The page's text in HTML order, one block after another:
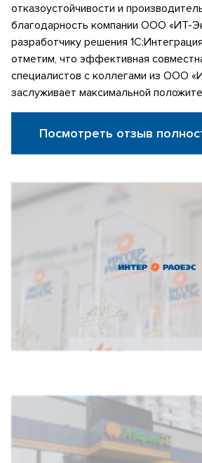
отказоустойчивости и
благодарность компании ООО «ИТ-
разработчику решения
отметим, что эффективная
специалистов с коллегами из ООО
заслуживает максимальной
Посмотреть отзыв